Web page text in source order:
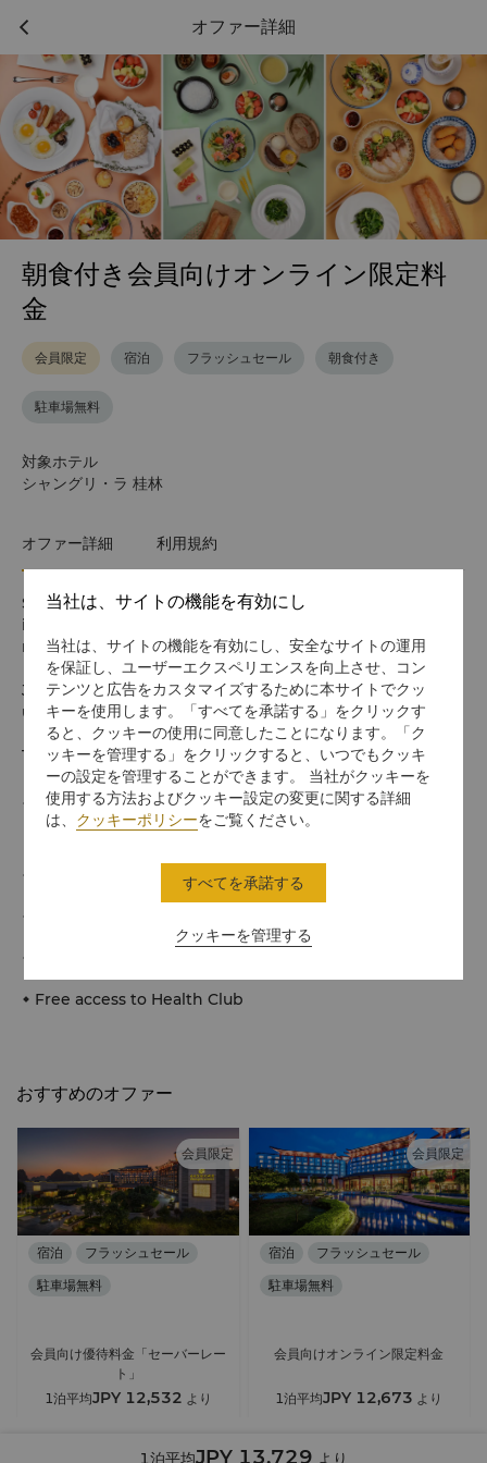
オファー詳細
朝食付き会員向けオンライン限定料
金
会員限定 宿泊 フラッシュセール 朝食付き
駐車場無料
対象ホテル
シャングリ・ラ 桂林
オファー詳細 利用規約
Shangri-La Circle offers you our exclusive Member Rate
if you book direct via our website, app or WeChat as a
member of our newly enhanced rewards programme.
Join Shangri-La Circle and enjoy free room nights and
upgrades, enhanced benefits and more.
This offer includes:
Exclusive 10% discount off Flexible Rate for SLC
Members
Free access to Health Club
1泊平均JPY 13,729 より
おすすめのオファー
会員限定
宿泊
フラッシュセール
駐車場無料
会員向け優待料金「セーバーレー
ト」
1泊平均JPY 12,532 より
会員限定
宿泊
フラッシュセール
駐車場無料
会員向けオンライン限定料金
1泊平均JPY 12,673 より
当社は、サイトの機能を有効にし
当社は、サイトの機能を有効にし、安全なサイトの運用
を保証し、ユーザーエクスペリエンスを向上させ、コン
テンツと広告をカスタマイズするために本サイトでクッ
キーを使用します。「すべてを承諾する」をクリックす
ると、クッキーの使用に同意したことになります。「ク
ッキーを管理する」をクリックすると、いつでもクッキ
ーの設定を管理することができます。 当社がクッキーを
使用する方法およびクッキー設定の変更に関する詳細
は、 クッキーポリシーをご覧ください。
クッキーを管理する
すべてを承諾する